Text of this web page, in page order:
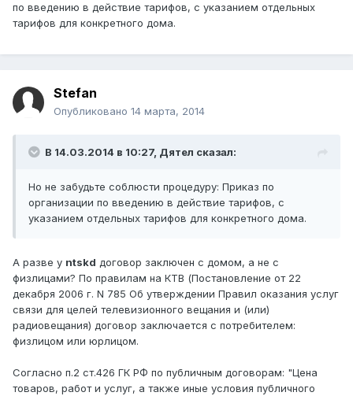
по введению в действие тарифов, с указанием отдельных
тарифов для конкретного дома.
Stefan
Опубликовано 14 марта, 2014
В 14.03.2014 в 10:27, Дятел сказал:
Но не забудьте соблюсти процедуру: Приказ по
организации по введению в действие тарифов, с
указанием отдельных тарифов для конкретного дома.
А разве у ntskd договор заключен с домом, а не с
физлицами? По правилам на КТВ (Постановление от 22
декабря 2006 г. N 785 Об утверждении Правил оказания услуг
связи для целей телевизионного вещания и (или)
радиовещания) договор заключается с потребителем:
физлицом или юрлицом.
Согласно п.2 ст.426 ГК РФ по публичным договорам: "Цена
товаров, работ и услуг, а также иные условия публичного